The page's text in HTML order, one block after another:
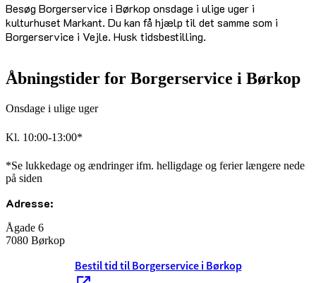
Besøg Borgerservice i Børkop onsdage i ulige uger i
kulturhuset Markant. Du kan få hjælp til det samme som i
Borgerservice i Vejle. Husk tidsbestilling.
Åbningstider for Borgerservice i Børkop
Onsdage i ulige uger
Kl. 10:00-13:00*
*Se lukkedage og ændringer ifm. helligdage og ferier længere nede
på siden
Adresse:
Ågade 6
7080 Børkop
Bestil tid til Borgerservice i Børkop